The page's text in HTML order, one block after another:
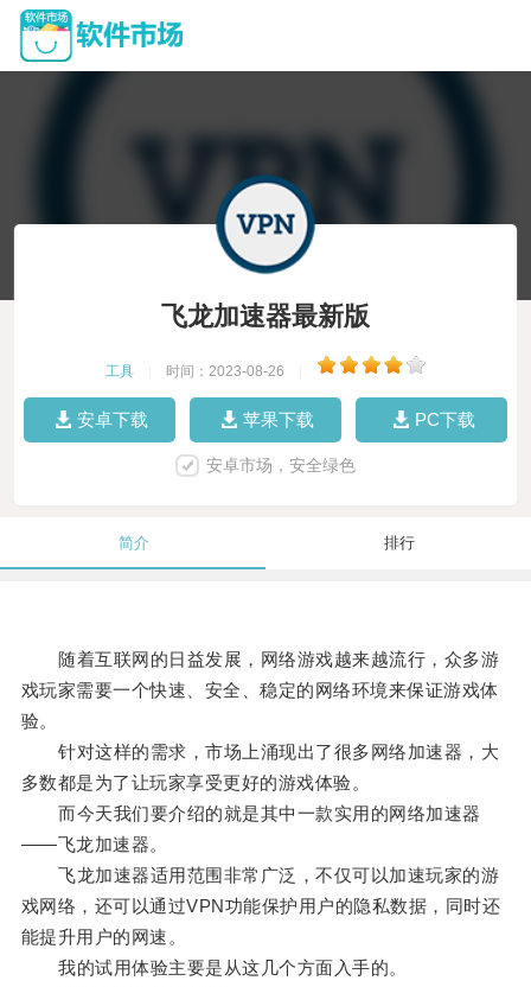
飞龙加速器最新版
工具 时间：2023-08-26
安卓下载 苹果下载 PC下载
安卓市场，安全绿色
简介 排行
随着互联网的日益发展，网络游戏越来越流行，众多游
戏玩家需要一个快速、安全、稳定的网络环境来保证游戏体
验。
针对这样的需求，市场上涌现出了很多网络加速器，大
多数都是为了让玩家享受更好的游戏体验。
而今天我们要介绍的就是其中一款实用的网络加速器
——飞龙加速器。
飞龙加速器适用范围非常广泛，不仅可以加速玩家的游
戏网络，还可以通过VPN功能保护用户的隐私数据，同时还
能提升用户的网速。
我的试用体验主要是从这几个方面入手的。